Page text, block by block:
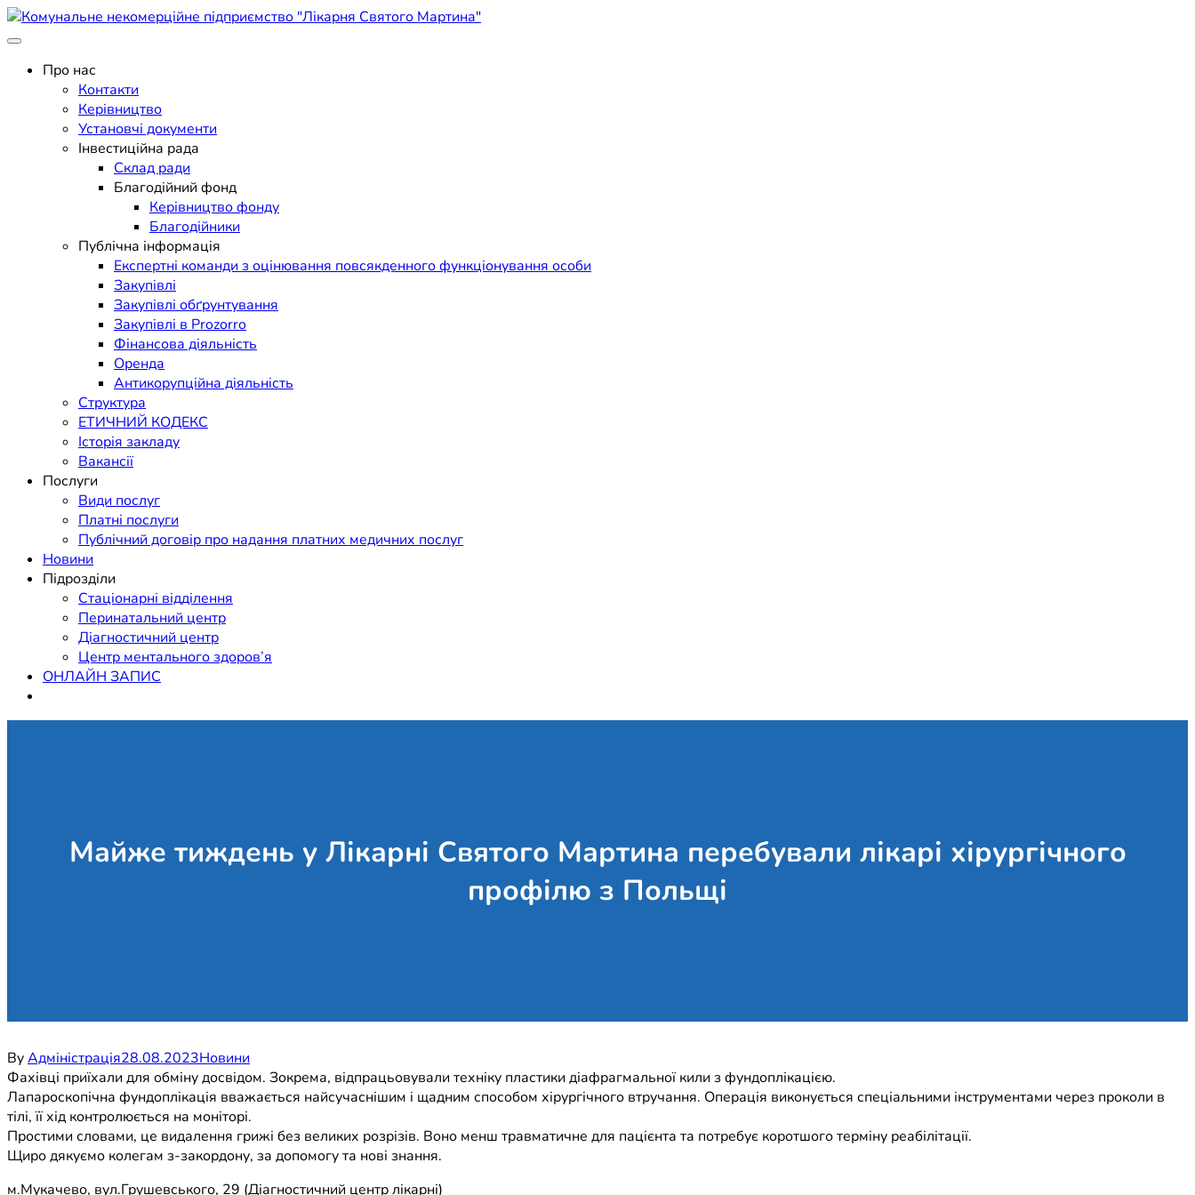
Skip
to
Комунальне некомерційне підприємство "Лікарня Святого Мартина"
Поліклініка Мукачево
Про нас
Контакти
Керівництво
Установчі документи
Інвестиційна рада
Склад ради
Благодійний фонд
Керівництво фонду
Благодійники
Публічна інформація
Експертні команди з оцінювання повсякденного функціонування особи
Закупівлі
Закупівлі обґрунтування
Закупівлі в Prozorro
Фінансова діяльність
Оренда
Антикорупційна діяльність
Структура
ЕТИЧНИЙ КОДЕКС
Історія закладу
Вакансії
Послуги
Види послуг
Платні послуги
Публічний договір про надання платних медичних послуг
Новини
Підрозділи
Стаціонарні відділення
Перинатальний центр
Діагностичний центр
Центр ментального здоров’я
ОНЛАЙН ЗАПИС
Майже тиждень у Лікарні Святого Мартина перебували лікарі хірургічного
профілю з Польщі
ByАдміністрація28.08.2023Новини
Фахівці приїхали для обміну досвідом. Зокрема, відпрацьовували техніку пластики діафрагмальної кили з фундоплікацією.
Лапароскопічна фундоплікація вважається найсучаснішим і щадним способом хірургічного втручання. Операція виконується спеціальними інструментами через проколи в
тілі, її хід контролюється на моніторі.
Простими словами, це видалення грижі без великих розрізів. Воно менш травматичне для пацієнта та потребує коротшого терміну реабілітації.
Щиро дякуємо колегам з-закордону, за допомогу та нові знання.
м.Мукачево, вул.Грушевського, 29 (Діагностичний центр лікарні)